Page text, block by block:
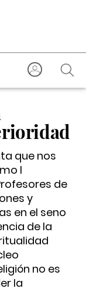
que nos
I
de
y
en el seno
de la
no es
la